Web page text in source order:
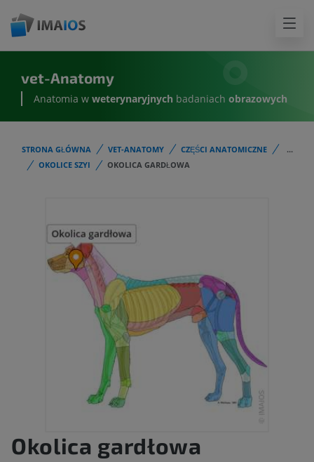
vet-Anatomy
Anatomia w weterynaryjnych badaniach obrazowych
STRONA GŁÓWNA VET-ANATOMY CZĘŚCI ANATOMICZNE
...
OKOLICE SZYI
OKOLICA GARDŁOWA
Okolica gardłowa